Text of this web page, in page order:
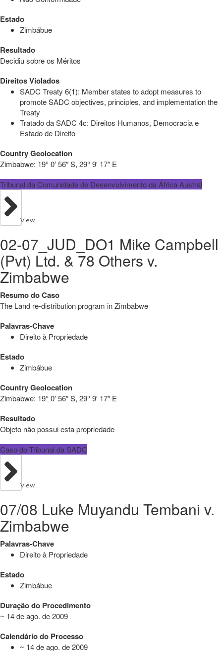
Estado
Zimbábue
Resultado
Decidiu sobre os Méritos
Direitos Violados
SADC Treaty 6(1): Member states to adopt measures to
promote SADC objectives, principles, and implementation the
Treaty
Tratado da SADC 4c: Direitos Humanos, Democracia e
Estado de Direito
Country Geolocation
Zimbabwe: 19° 0′ 56″ S, 29° 9′ 17″ E
Tribunal da Comunidade de Desenvolvimento da África Austral
View
02-07_JUD_DO1 Mike Campbell
(Pvt) Ltd. & 78 Others v.
Zimbabwe
Resumo do Caso
The Land re-distribution program in Zimbabwe
Palavras-Chave
Direito à Propriedade
Estado
Zimbábue
Country Geolocation
Zimbabwe: 19° 0′ 56″ S, 29° 9′ 17″ E
Resultado
Objeto não possui esta propriedade
Caso do Tribunal da SADC
View
07/08 Luke Muyandu Tembani v.
Zimbabwe
Palavras-Chave
Direito à Propriedade
Estado
Zimbábue
Duração do Procedimento
~ 14 de ago. de 2009
Calendário do Processo
~ 14 de ago. de 2009